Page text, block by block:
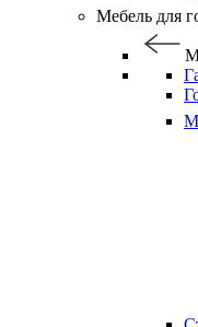
Мебель для